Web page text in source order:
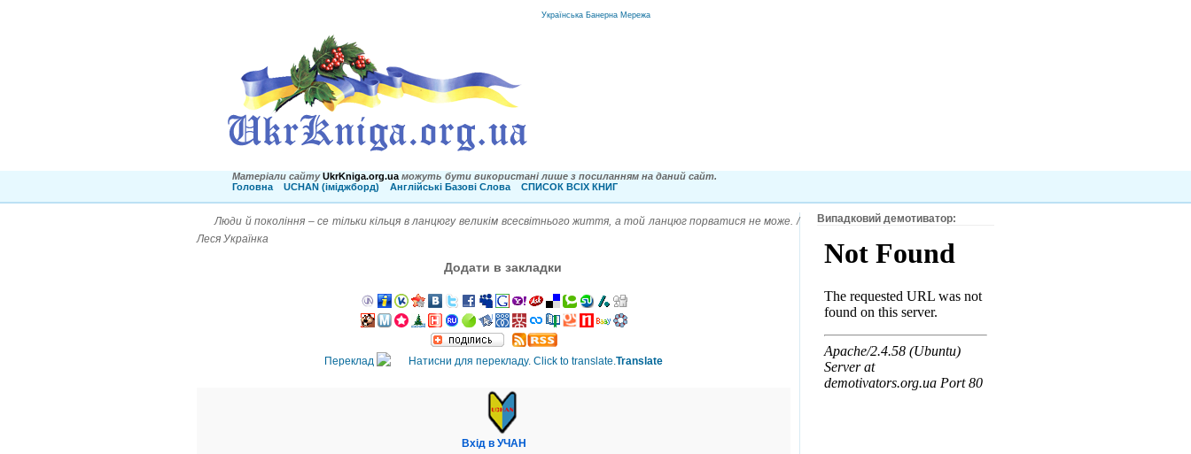
Українська Банерна Мережа
Матеріали сайту UkrKniga.org.ua можуть бути використані лише з посиланням на даний сайт.
Головна
UCHAN (іміджборд) Англійські Базові Слова СПИСОК ВСІХ КНИГ
Люди й покоління – се тільки кільця в ланцюгу великім всесвітнього життя, а той ланцюг порватися не може. /
Леся Українка
Додати в закладки
Переклад Translate
Вхід в УЧАН
Випадковий демотиватор: